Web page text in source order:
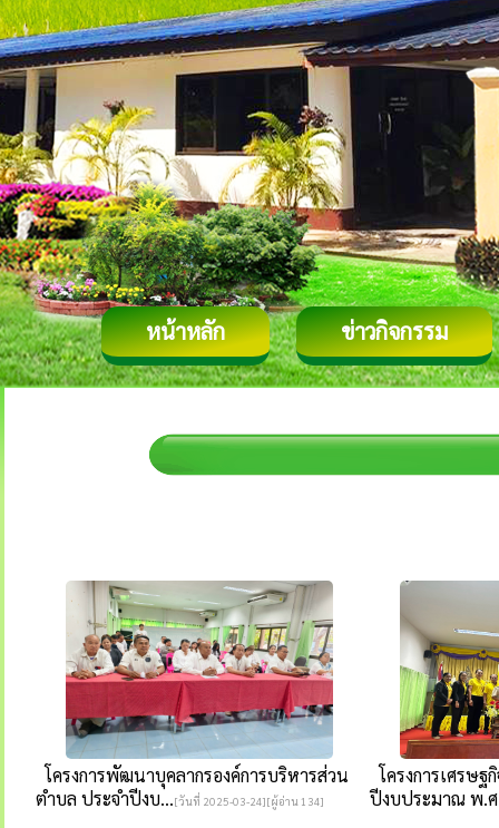
หน้าหลัก ข่าวกิจกรรม
โครงการพัฒนาบุคลากรองค์การบริหารส่วน
ตำบล ประจำปีงบ...[วันที่ 2025-03-24][ผู้อ่าน 134]
โครงการเศรษฐ
ปีงบประมาณ พ.